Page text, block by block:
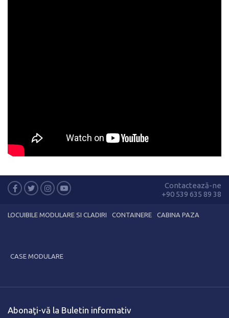
Contactează-ne
+90 539 635 89 38
LOCUIBILE MODULARE SI CLADIRI CONTAINERE CABINA PAZA
CASE MODULARE
Abonaţi-vă la Buletin informativ